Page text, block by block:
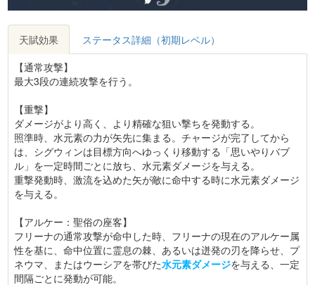
天賦効果
ステータス詳細（初期レベル）
【通常攻撃】
最大3段の連続攻撃を行う。
【重撃】
ダメージがより高く、より精確な狙い撃ちを発動する。
照準時、水元素の力が矢先に集まる。チャージが完了してから
は、シグウィンは目標方向へゆっくり移動する「思いやりバブ
ル」を一定時間ごとに放ち、水元素ダメージを与える。
重撃発動時、激流を込めた矢が敵に命中する時に水元素ダメージ
を与える。
【アルケー：聖俗の座客】
フリーナの通常攻撃が命中した時、フリーナの現在のアルケー属
性を基に、命中位置に霊息の棘、あるいは迸発の刃を降らせ、プ
ネウマ、またはウーシアを帯びた水元素ダメージを与える、一定
間隔ごとに発動が可能。